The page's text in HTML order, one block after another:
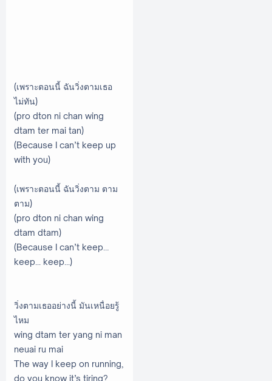
(เพราะตอนนี้ ฉันวิ่งตามเธอ
ไม่ทัน)
(pro dton ni chan wing
dtam ter mai tan)
(Because I can’t keep up
with you)
(เพราะตอนนี้ ฉันวิ่งตาม ตาม
ตาม)
(pro dton ni chan wing
dtam dtam)
(Because I can’t keep…
keep... keep...)
วิ่งตามเธออย่างนี้ มันเหนื่อยรู้
ไหม
wing dtam ter yang ni man
neuai ru mai
The way I keep on running,
do you know it’s tiring?